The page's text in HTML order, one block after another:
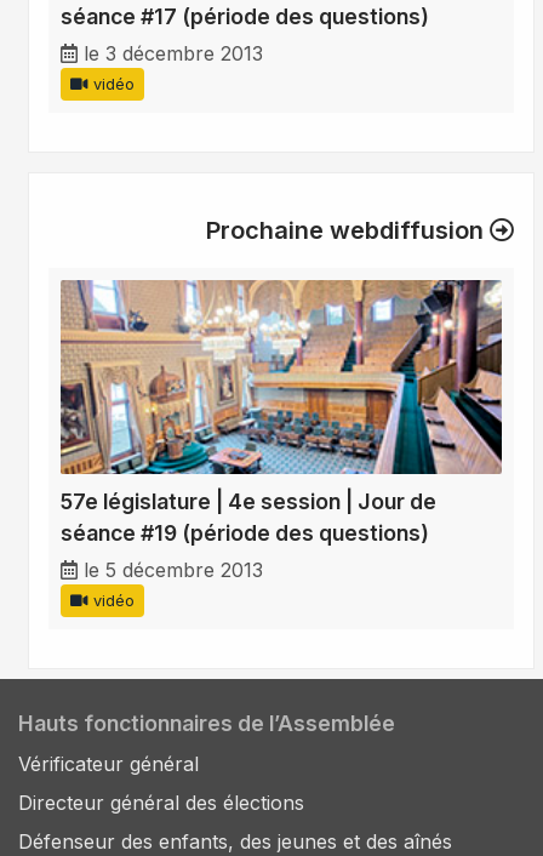
séance #17 (période des questions)
le 3 décembre 2013
vidéo
Prochaine webdiffusion
57e législature | 4e session | Jour de
séance #19 (période des questions)
le 5 décembre 2013
vidéo
Hauts fonctionnaires de l’Assemblée
Vérificateur général
Directeur général des élections
Défenseur des enfants, des jeunes et des aînés